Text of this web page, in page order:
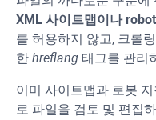
XML 사이트맵이나
를 허용하지 않고, 크롤
한 hreflang 태그를 관리
이미 사이트맵과 로봇
로 파일을 검토 및 편집